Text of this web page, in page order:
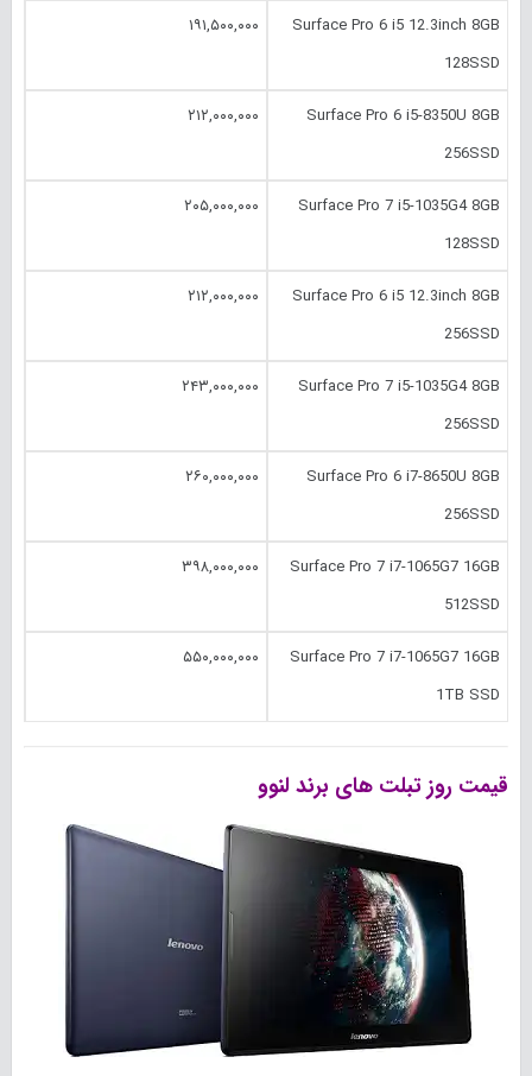
Surface Pro 6 i5 12.‎3inch 8GB
128SSD
۱۹۱,۵۰۰,۰۰۰
Surface Pro 6 i5-8350U 8GB
256SSD
۲۱۲,۰۰۰,۰۰۰
Surface Pro 7 i5-1035G4 8GB
128SSD
۲۰۵,۰۰۰,۰۰۰
Surface Pro 6 i5 12.‎3inch 8GB
256SSD
۲۱۲,۰۰۰,۰۰۰
Surface Pro 7 i5-1035G4 8GB
256SSD
۲۴۳,۰۰۰,۰۰۰
Surface Pro 6 i7-8650U 8GB
256SSD
۲۶۰,۰۰۰,۰۰۰
Surface Pro 7 i7-1065G7 16GB
512SSD
۳۹۸,۰۰۰,۰۰۰
Surface Pro 7 i7-1065G7 16GB
1TB SSD
۵۵۰,۰۰۰,۰۰۰
قیمت روز تبلت های برند لنوو